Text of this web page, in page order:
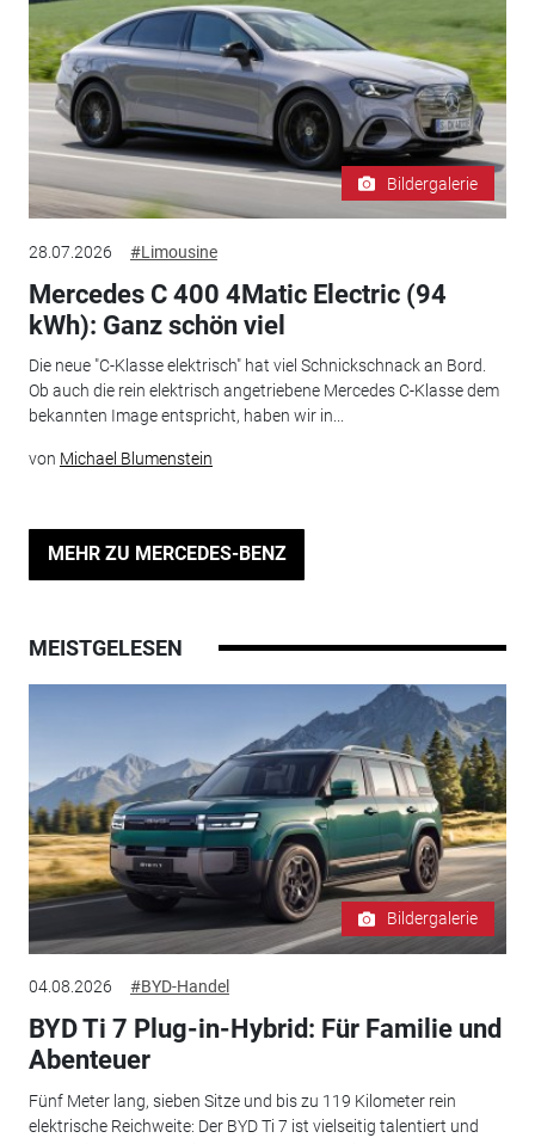
Bildergalerie
28.07.2026 #Limousine
Mercedes C 400 4Matic Electric (94
kWh): Ganz schön viel
Die neue "C-Klasse elektrisch" hat viel Schnickschnack an Bord.
Ob auch die rein elektrisch angetriebene Mercedes C-Klasse dem
bekannten Image entspricht, haben wir in...
von Michael Blumenstein
MEHR ZU MERCEDES-BENZ
MEISTGELESEN
Bildergalerie
04.08.2026 #BYD-Handel
BYD Ti 7 Plug-in-Hybrid: Für Familie und
Abenteuer
Fünf Meter lang, sieben Sitze und bis zu 119 Kilometer rein
elektrische Reichweite: Der BYD Ti 7 ist vielseitig talentiert und